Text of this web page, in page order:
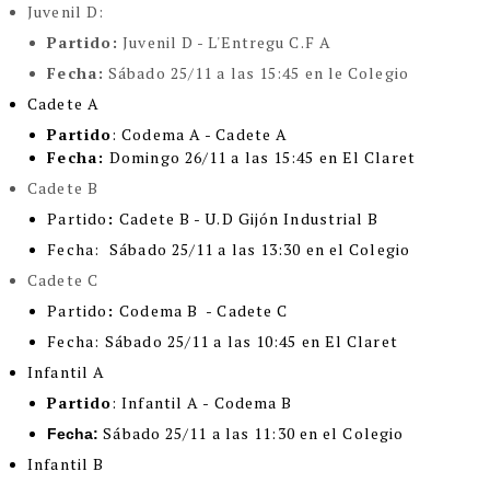
Juvenil D:
Partido: Juvenil D - L'Entregu C.F A
Fecha: Sábado 25/11 a las 15:45 en le Colegio
Cadete A
Partido: Codema A - Cadete A
Fecha:Domingo 26/11 a las 15:45 en El Claret
Cadete B
Partido :Cadete B - U.D Gijón Industrial B
Fecha: Sábado 25/11 a las 13:30 en el Colegio
Cadete C
Partido :Codema B - Cadete C
Fecha: Sábado 25/11 a las 10:45 en El Claret
Infantil A
Partido: Infantil A - Codema B
Fecha:Sábado 25/11 a las 11:30 en el Colegio
Infantil B